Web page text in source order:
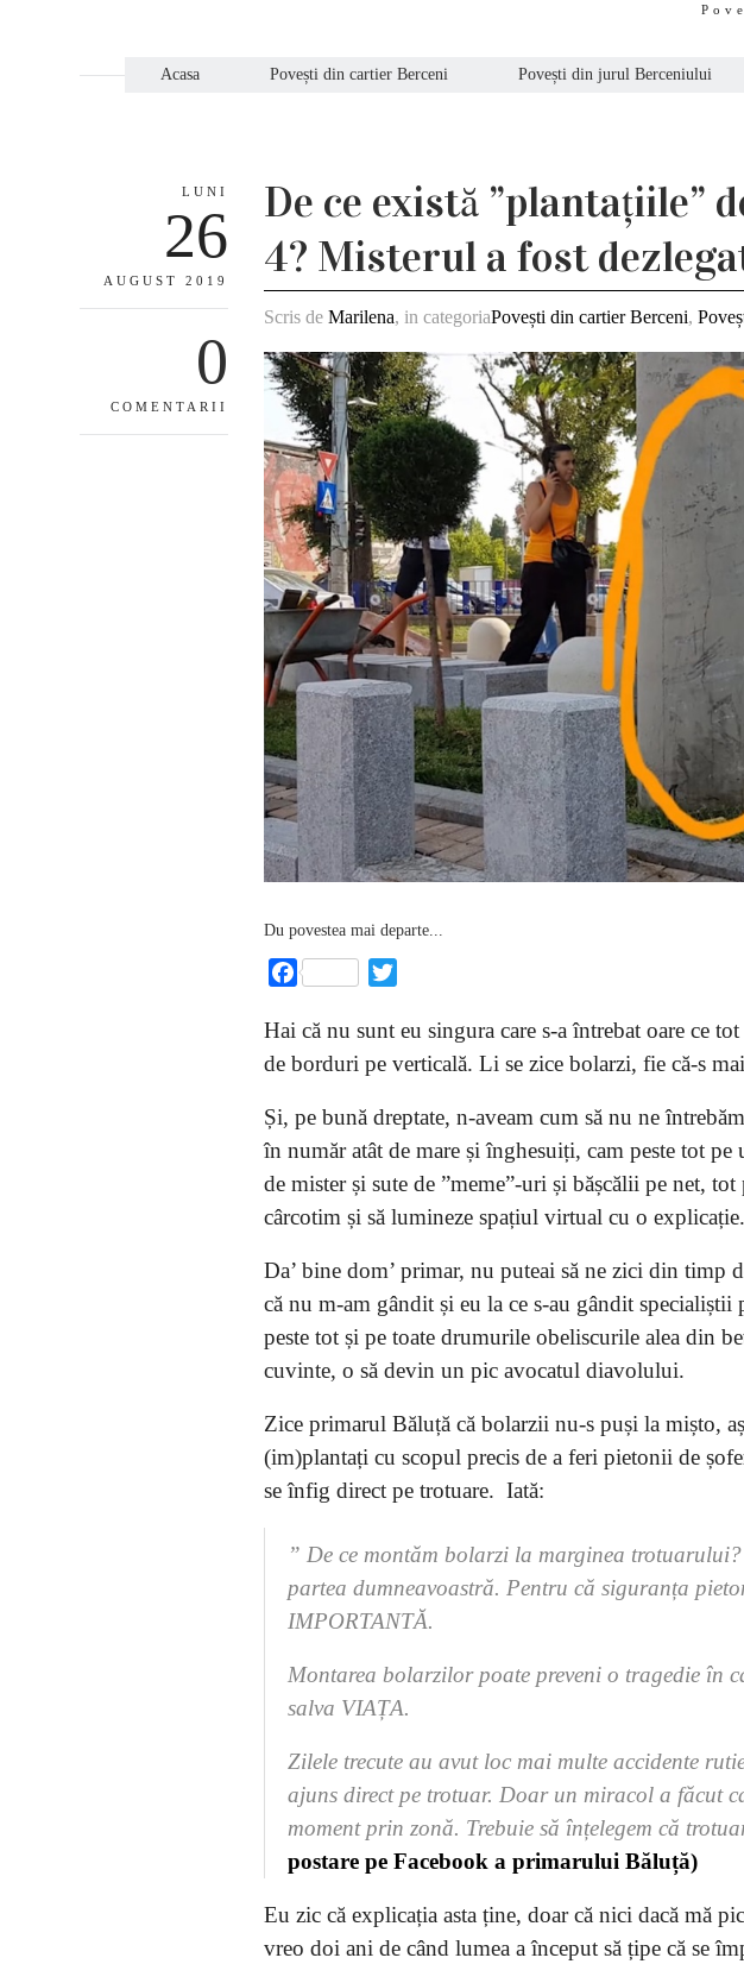
Acasa Povești din cartier Berceni Povești din jurul Berceniului
LUNI
26
AUGUST 2019
0
COMENTARII
De ce există ”plantațiile”
4? Misterul a fost
Scris deMarilena, in categoriaPovești din cartier Berceni,
Du povestea mai departe...
Facebook
Hai că nu sunt eu singura care s-a întrebat oare ce
de borduri pe verticală. Li se zice bolarzi, fie că-s
Și, pe bună dreptate, n-aveam cum să nu ne
în număr atât de mare și înghesuiți, cam peste tot
de mister și sute de ”meme”-uri și bășcălii pe net,
cârcotim și să lumineze spațiul virtual cu o
Da’ bine dom’ primar, nu puteai să ne zici din timp
că nu m-am gândit și eu la ce s-au gândit
peste tot și pe toate drumurile obeliscurile alea din
cuvinte, o să devin un pic avocatul diavolului.
Zice primarul Băluță că bolarzii nu-s puși la mișto,
(im)plantați cu scopul precis de a feri pietonii de
se înfig direct pe trotuare. Iată:
” De ce montăm bolarzi la marginea
partea dumneavoastră. Pentru că siguranța
IMPORTANTĂ.
Montarea bolarzilor poate preveni o tragedie în
salva VIAȚA.
Zilele trecute au avut loc mai multe accidente
ajuns direct pe trotuar. Doar un miracol a făcut
moment prin zonă. Trebuie să înțelegem că
postare pe Facebook a primarului Băluță)
Eu zic că explicația asta ține, doar că nici dacă mă
vreo doi ani de când lumea a început să țipe că se